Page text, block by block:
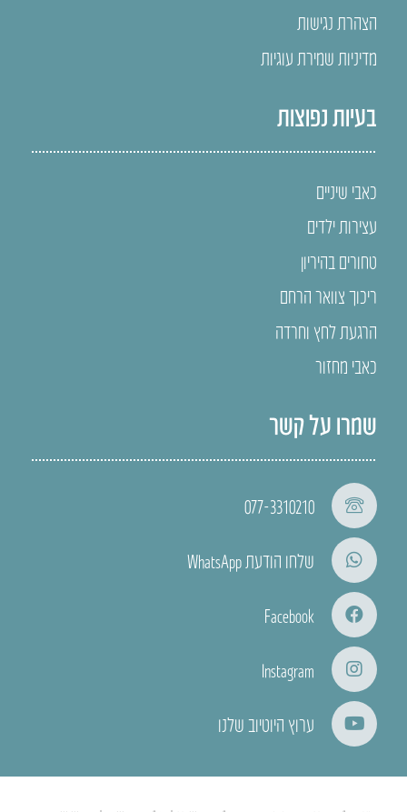
הצהרת נגישות
מדיניות שמירת עוגיות
בעיות נפוצות
כאבי שיניים
עצירות ילדים
טחורים בהיריון
ריכוך צוואר הרחם
הרגעת לחץ וחרדה
כאבי מחזור
שמרו על קשר
077-3310210
שלחו הודעת WhatsApp
Facebook
Instagram
ערוץ היוטיוב שלנו